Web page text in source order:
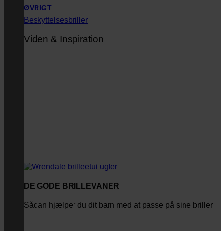
ØVRIGT
Beskyttelsesbriller
Viden & Inspiration
DE GODE BRILLEVANER
Sådan hjælper du dit barn med at passe på sine briller